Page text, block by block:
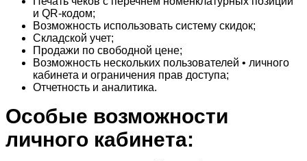
и QR-кодом;
Возможность использовать систему скидок;
Складской учет;
Продажи по свободной цене;
Возможность нескольких пользователей • личного
кабинета и ограничения прав доступа;
Отчетность и аналитика.
Особые возможности
личного кабинета: